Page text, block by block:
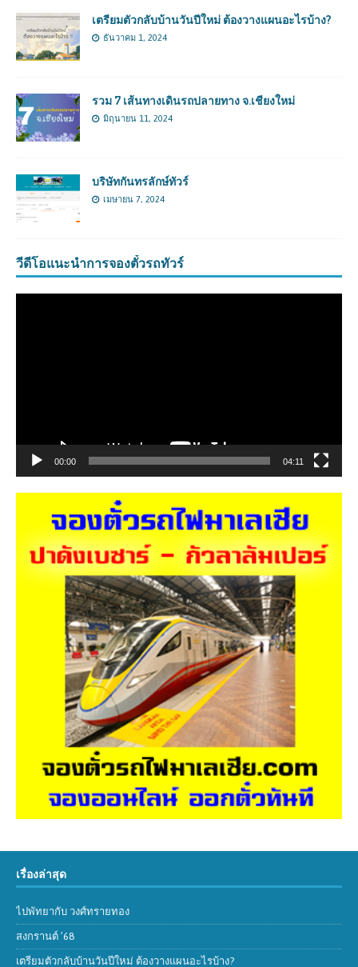
เตรียมตัวกลับบ้านวันปีใหม่ ต้องวางแผนอะไรบ้าง?
ธันวาคม 1, 2024
รวม 7 เส้นทางเดินรถปลายทาง จ.เชียงใหม่
มิถุนายน 11, 2024
บริษัทกันทรลักษ์ทัวร์
เมษายน 7, 2024
วีดีโอแนะนำการจองตั๋วรถทัวร์
00:00 04:11
เรื่องล่าสุด
ไปพัทยากับ วงศ์ทรายทอง
สงกรานต์ ’68
เตรียมตัวกลับบ้านวันปีใหม่ ต้องวางแผนอะไรบ้าง?